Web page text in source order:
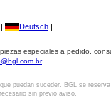
Deutsch |
especiales a pedido,
puedan suceder. BGL se
sin previo aviso.